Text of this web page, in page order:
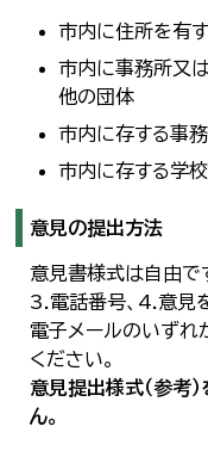
市内に住所を有
市内に事務所又
他の団体
市内に存する事
市内に存する学
意見の提出方法
意見書様式は自由で
3.電話番号、4.意見を
電子メールのいずれ
ください。
意見提出様式（参考
ん。